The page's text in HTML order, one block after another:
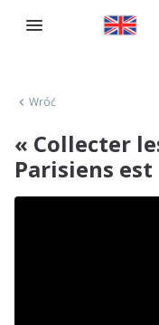
Wróć
« Collecter
Parisiens